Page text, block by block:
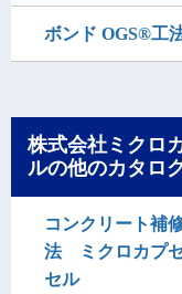
ボンド OGS®工
株式会社ミクロ
ルの他のカタロ
コンクリート補
法 ミクロカプ
セル